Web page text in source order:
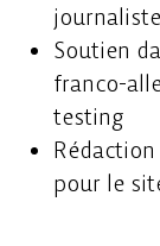
Soutien
franco-
testing
pour le